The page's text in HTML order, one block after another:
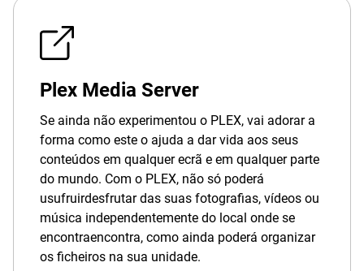
Plex Media Server
Se ainda não experimentou o PLEX, vai adorar a
forma como este o ajuda a dar vida aos seus
conteúdos em qualquer ecrã e em qualquer parte
do mundo. Com o PLEX, não só poderá
usufruirdesfrutar das suas fotografias, vídeos ou
música independentemente do local onde se
encontraencontra, como ainda poderá organizar
os ficheiros na sua unidade.